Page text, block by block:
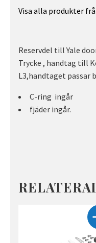
Visa alla produkter
Reservdel till Yale
Trycke , handtag till
L3,handtaget passar
C-ring ingår
fjäder ingår.